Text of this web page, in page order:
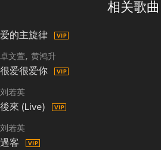
相关歌曲
爱的主旋律
卓文萱 黄鸿升
很爱很爱你
刘若英
後來 (Live)
刘若英
過客